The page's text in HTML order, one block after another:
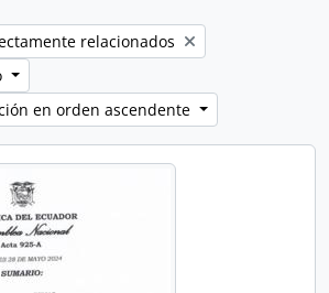
relacionados
en orden ascendente